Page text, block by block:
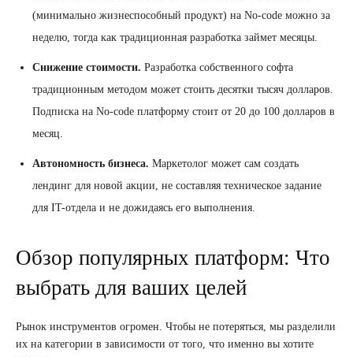
(минимально жизнеспособный продукт) на No-code можно за
неделю, тогда как традиционная разработка займет месяцы.
Снижение стоимости. Разработка собственного софта
традиционным методом может стоить десятки тысяч долларов.
Подписка на No-code платформу стоит от 20 до 100 долларов в
месяц.
Автономность бизнеса. Маркетолог может сам создать
лендинг для новой акции, не составляя техническое задание
для IT-отдела и не дожидаясь его выполнения.
Обзор популярных платформ: Что
выбрать для ваших целей
Рынок инструментов огромен. Чтобы не потеряться, мы разделили
их на категории в зависимости от того, что именно вы хотите